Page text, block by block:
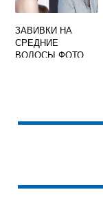
ЗАВИВКИ НА
СРЕДНИЕ
ВОЛОСЫ ФОТО